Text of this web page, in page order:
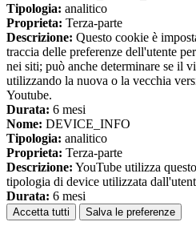
Tipologia: analitico
Proprieta: Terza-parte
Descrizione: Questo cookie è
traccia delle preferenze dell'utente
nei siti; può anche determinare se il
utilizzando la nuova o la vecchia
Youtube.
Durata: 6 mesi
Nome: DEVICE_INFO
Tipologia: analitico
Proprieta: Terza-parte
Descrizione: YouTube utilizza
tipologia di device utilizzata
Durata: 6 mesi
Accetta tutti Salva le preferenze